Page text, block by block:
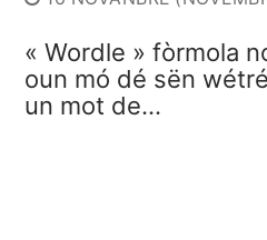
« Wordle » fòrmola
oun mó dé sën
un mot de…